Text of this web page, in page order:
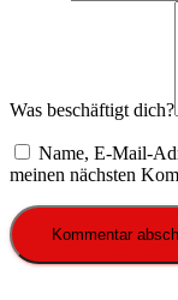
Was beschäftigt dich?
Name, E-Mail-
meinen nächsten